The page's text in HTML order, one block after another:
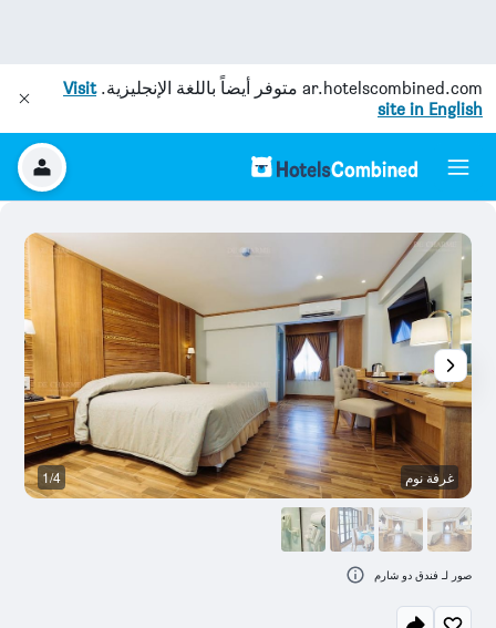
ar.hotelscombined.com متوفر أيضاً باللغة الإنجليزية.Visit
site in English
غرفة نوم 1/4
صور لـ فندق دو شارم